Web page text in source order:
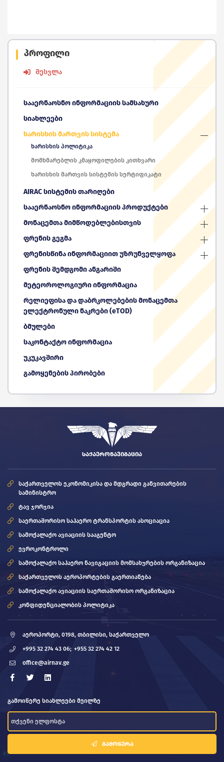
პროფილი
შესვლა
სააერნაოსნო ინფორმაციის სამსახური
სიახლეები
ხარისხის მართვის სისტემა
ხარისხის პოლიტიკა
მომხმარებლის კმაყოფილების კითხვარი
ხარისხის მართვის სისტემის სერტიფიკატი
AIRAC სისტემის თარიღები
სააერნაოსნო ინფორმაციის პროდუქტები
მონაცემთა მიმწოდებლებისთვის
ფრენის გეგმა
ფრენისწინა ინფორმაციით უზრუნველყოფა
ფრენის შემდგომი ანგარიში
მეტეოროლოგიური ინფორმაცია
რელიეფისა და დაბრკოლებების მონაცემთა
ელექტრონული ნაკრები (eTOD)
ბმულები
საკონტაქტო ინფორმაცია
უკუკავშირი
გამოყენების პირობები
ᲡᲐᲥᲐᲔᲠᲝᲜᲐᲕᲘᲒᲐᲪᲘᲐ
საქართველოს ეკონომიკისა და მდგრადი განვითარების
სამინისტრო
ტავ ჯორჯია
საერთაშორისო საჰაერო ტრანსპორტის ასოციაცია
სამოქალაქო ავიაციის სააგენტო
ევროკონტროლი
სამოქალაქო საჰაერო ნავიგაციის მომსახურების ორგანიზაცია
საქართველოს აეროპორტების გაერთიანება
სამოქალაქო ავიაციის საერთაშორისო ორგანიზაცია
კონფიდენციალობის პოლიტიკა
აეროპორტი, 0198, თბილისი, საქართველო
+995 32 274 43 06; +955 32 274 42 12
office@airnav.ge
გამოიწერე სიახლეები მეილზე
ᲒᲐᲛᲝᲬᲔᲠᲐ